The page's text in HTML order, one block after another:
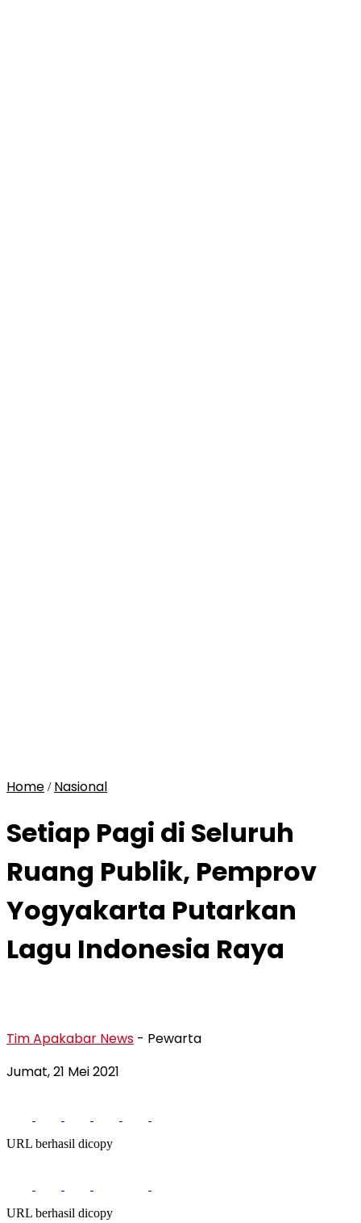
Home / Nasional
Setiap Pagi di Seluruh
Ruang Publik, Pemprov
Yogyakarta Putarkan
Lagu Indonesia Raya
Tim Apakabar News - Pewarta
Jumat, 21 Mei 2021
URL berhasil dicopy
URL berhasil dicopy